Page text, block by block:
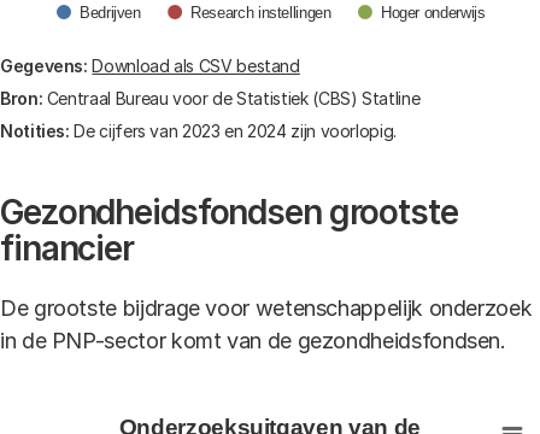
Bedrijven Research instellingen Hoger onderwijs
End of interactive chart.
Gegevens: Download als CSV bestand
Bron: Centraal Bureau voor de Statistiek (CBS) Statline
Notities: De cijfers van 2023 en 2024 zijn voorlopig.
Gezondheidsfondsen grootste
financier
De grootste bijdrage voor wetenschappelijk onderzoek
in de PNP-sector komt van de gezondheidsfondsen.
Onderzoeksuitgaven van de gezondheidsfondsen
Onderzoeksuitgaven van de